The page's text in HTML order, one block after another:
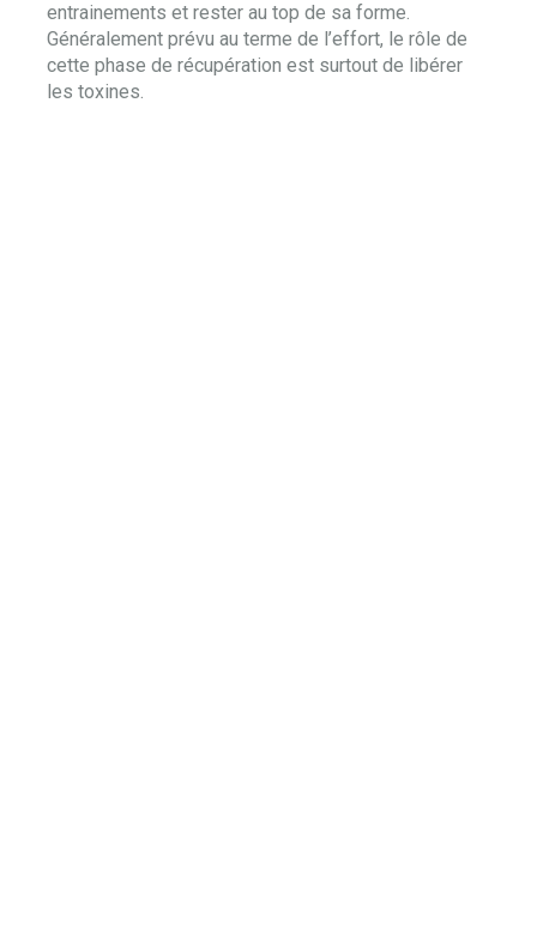
entrainements et rester au top de sa forme.
Généralement prévu au terme de l’effort, le rôle de
cette phase de récupération est surtout de libérer
les toxines.